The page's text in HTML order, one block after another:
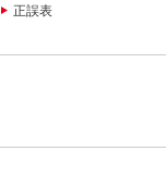
正誤表